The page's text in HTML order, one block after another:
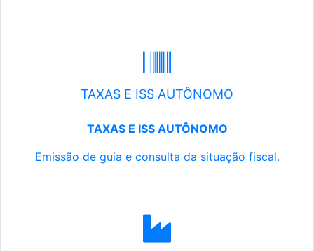
TAXAS E ISS AUTÔNOMO
TAXAS E ISS AUTÔNOMO
Emissão de guia e consulta da situação fiscal.